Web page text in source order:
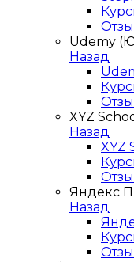
Udemy
Назад
XYZ
Назад
XYZ
Яндекс
Назад